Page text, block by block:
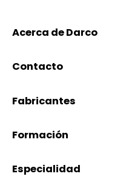
Acerca de Darco
Contacto
Fabricantes
Formación
Especialidad